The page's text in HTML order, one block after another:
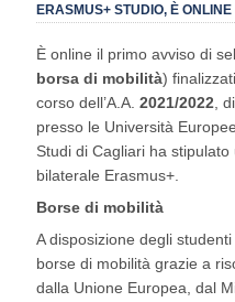
ERASMUS+ STUDIO, È
È online il primo avviso di
borsa di mobilità)
corso dell’A.A. 2021/2022 ,
presso le Università
Studi di Cagliari ha
bilaterale Erasmus+.
Borse di mobilità
A disposizione degli
borse di mobilità grazie a
dalla Unione Europea, dal